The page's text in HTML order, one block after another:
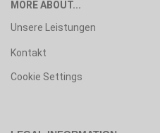
MORE ABOUT...
Unsere Leistungen
Kontakt
Cookie Settings